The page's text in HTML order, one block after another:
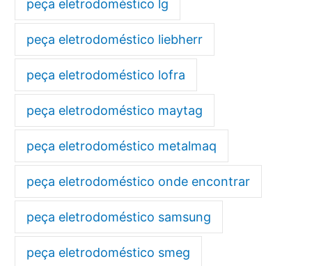
peça eletrodoméstico lg
peça eletrodoméstico liebherr
peça eletrodoméstico lofra
peça eletrodoméstico maytag
peça eletrodoméstico metalmaq
peça eletrodoméstico onde encontrar
peça eletrodoméstico samsung
peça eletrodoméstico smeg